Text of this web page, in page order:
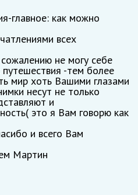
главное: как можно
всех
не могу себе
-тем более
мир хоть Вашими глазами
несут не только
и
это я Вам говорю как
и всего Вам
Мартин